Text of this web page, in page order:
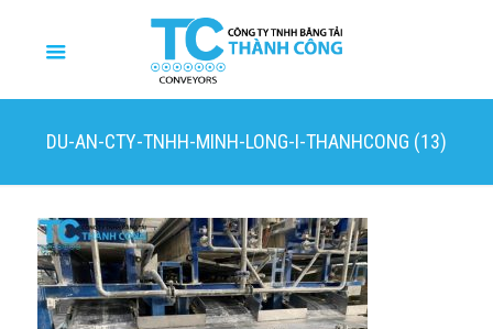
DU-AN-CTY-TNHH-MINH-LONG-I-THANHCONG (13)